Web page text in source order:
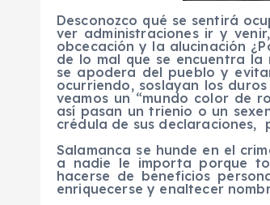
Desconozco qué se sentirá
ver administraciones ir y
obcecación y la alucinación
de lo mal que se encuentra
se apodera del pueblo y
ocurriendo, soslayan los
veamos un “mundo color de
así pasan un trienio o un
crédula de sus declaraciones,
Salamanca se hunde en el
a nadie le importa porque
hacerse de beneficios
enriquecerse y enaltecer